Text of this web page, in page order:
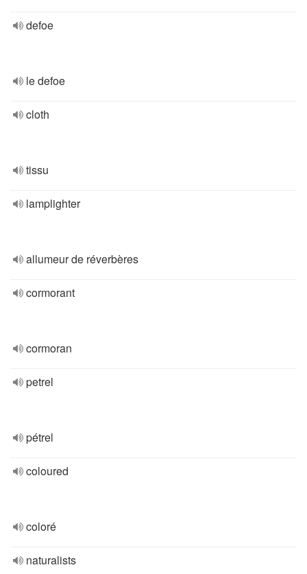
defoe
le defoe
cloth
tissu
lamplighter
allumeur de réverbères
cormorant
cormoran
petrel
pétrel
coloured
coloré
naturalists